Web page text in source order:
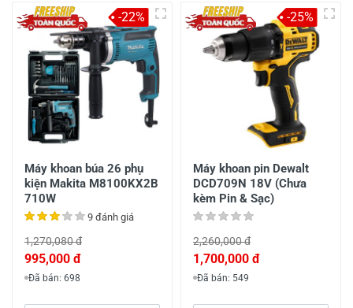
Máy khoan búa 26 phụ
kiện Makita M8100KX2B
710W
9 đánh giá
1,270,080 đ
995,000 đ
Đã bán: 698
-22%
Máy khoan pin Dewalt
DCD709N 18V (Chưa
kèm Pin & Sạc)
2,260,000 đ
1,700,000 đ
Đã bán: 549
-25%